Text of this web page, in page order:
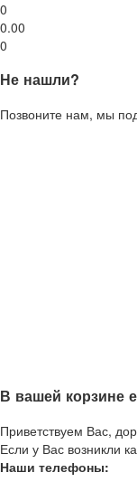
0
0.00
0
Не нашли?
Позвоните нам, мы
В вашей корзине
Приветствуем Вас,
Если у Вас возникли
Наши телефоны: